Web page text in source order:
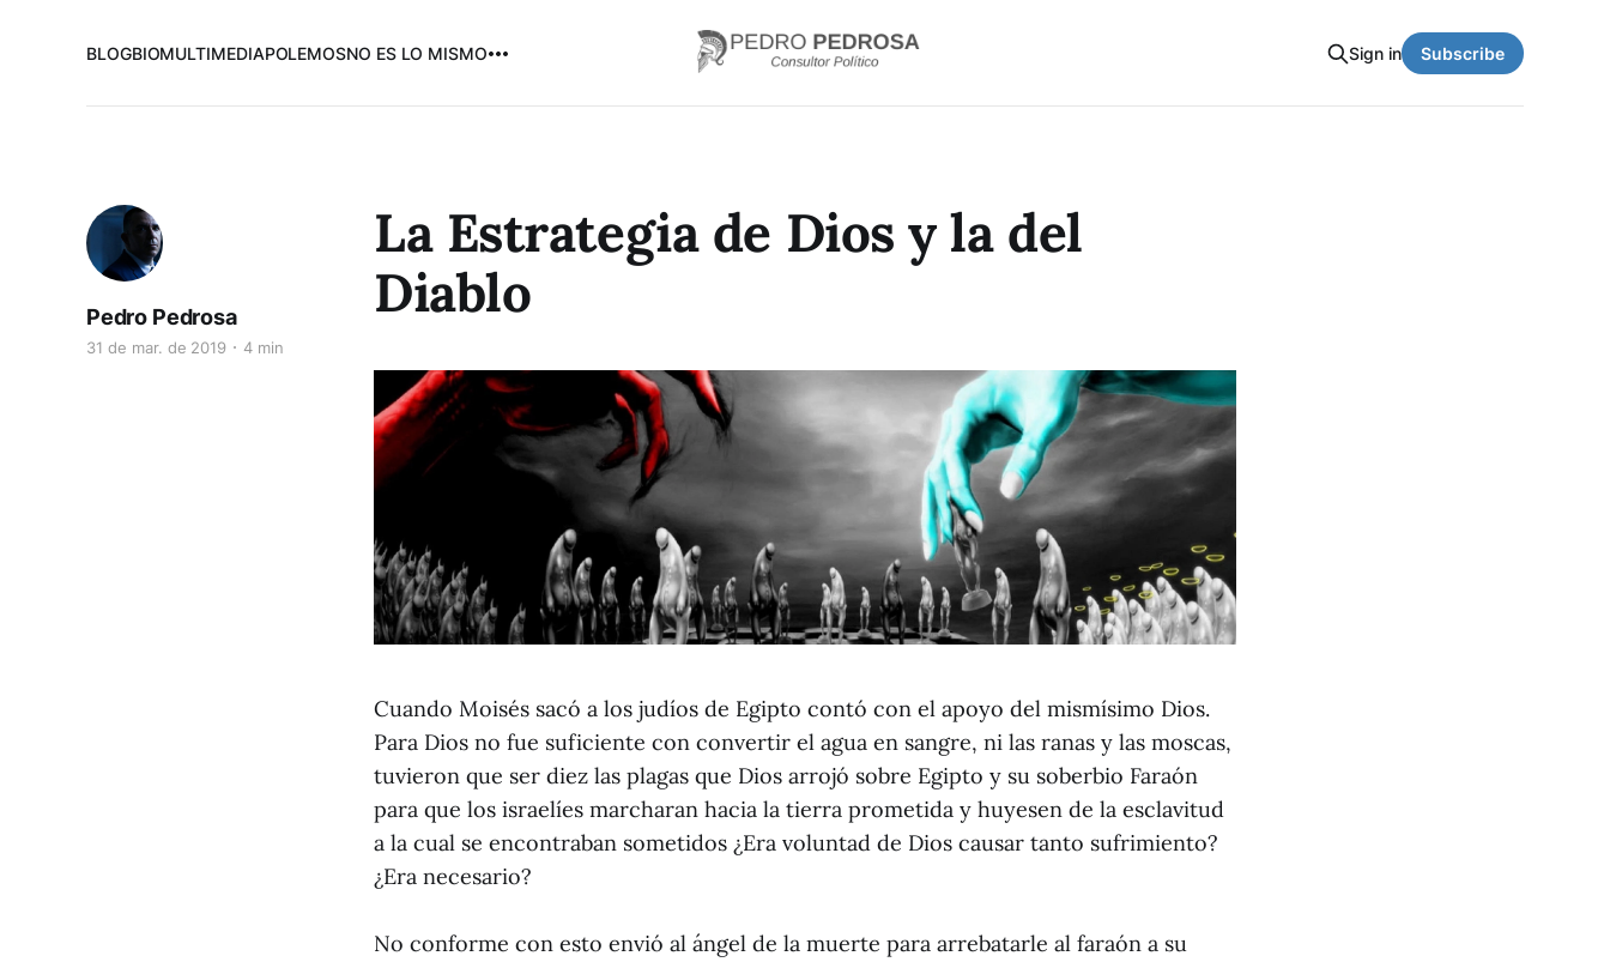
BLOGBIOMULTIMEDIAPOLEMOSNO ES LO MISMO Sign in Subscribe
La Estrategia de Dios y la del
Diablo
Pedro Pedrosa
31 de mar. de 2019 4 min
Cuando Moisés sacó a los judíos de Egipto contó con el apoyo del mismísimo Dios.
Para Dios no fue suficiente con convertir el agua en sangre, ni las ranas y las moscas,
tuvieron que ser diez las plagas que Dios arrojó sobre Egipto y su soberbio Faraón
para que los israelíes marcharan hacia la tierra prometida y huyesen de la esclavitud
a la cual se encontraban sometidos ¿Era voluntad de Dios causar tanto sufrimiento?
¿Era necesario?
No conforme con esto envió al ángel de la muerte para arrebatarle al faraón a su